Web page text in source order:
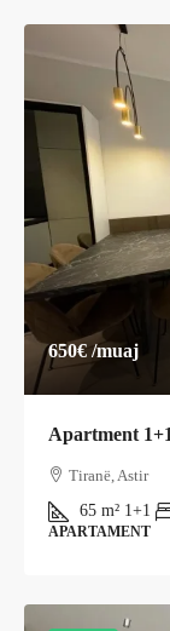
650€ /muaj
Apartment
Tiranë, Astir
65 m² 1+1
APARTAMENT